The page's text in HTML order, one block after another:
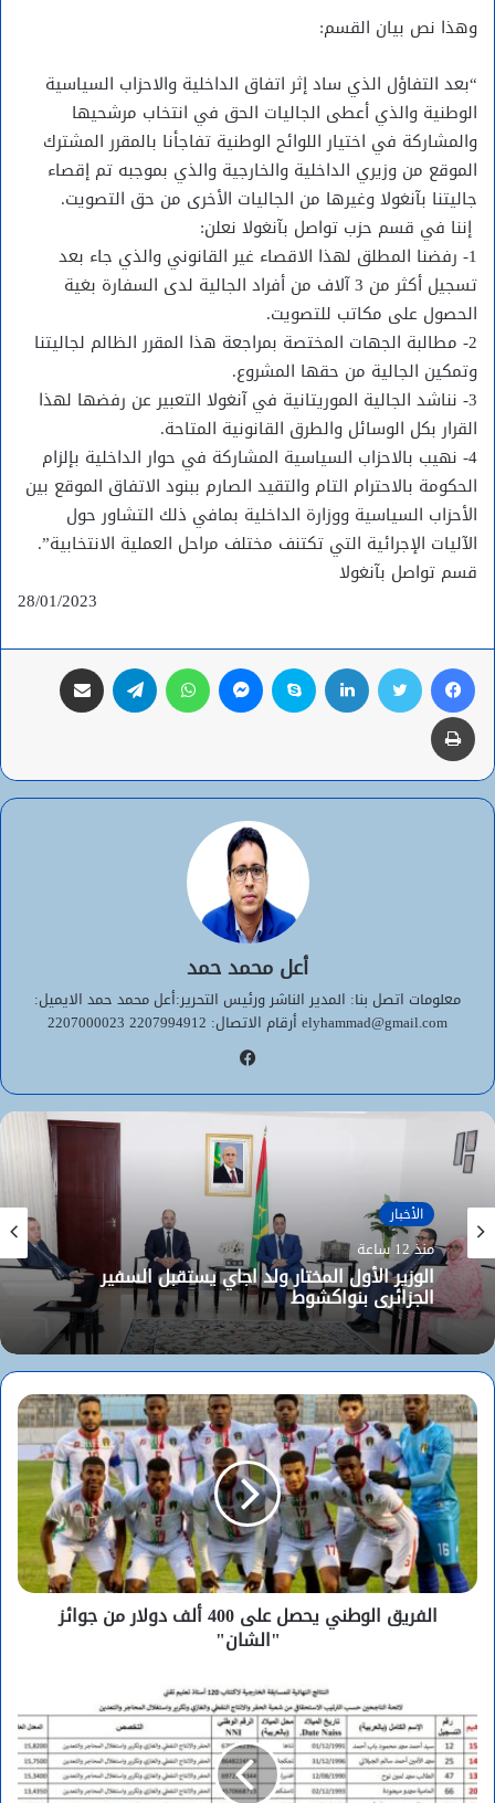
وهذا نص بيان القسم:
“بعد التفاؤل الذي ساد إثر اتفاق الداخلية والاحزاب السياسية
الوطنية والذي أعطى الجاليات الحق في انتخاب مرشحيها
والمشاركة في اختيار اللوائح الوطنية تفاجأنا بالمقرر المشترك
الموقع من وزيري الداخلية والخارجية والذي بموجبه تم إقصاء
جاليتنا بآنغولا وغيرها من الجاليات الأخرى من حق التصويت.
إننا في قسم حزب تواصل بآنغولا نعلن:
1- رفضنا المطلق لهذا الاقصاء غير القانوني والذي جاء بعد
تسجيل أكثر من 3 آلاف من أفراد الجالية لدى السفارة بغية
الحصول على مكاتب للتصويت.
2- مطالبة الجهات المختصة بمراجعة هذا المقرر الظالم لجاليتنا
وتمكين الجالية من حقها المشروع.
3- نناشد الجالية الموريتانية في آنغولا التعبير عن رفضها لهذا
القرار بكل الوسائل والطرق القانونية المتاحة.
4- نهيب بالاحزاب السياسية المشاركة في حوار الداخلية بإلزام
الحكومة بالاحترام التام والتقيد الصارم ببنود الاتفاق الموقع بين
الأحزاب السياسية ووزارة الداخلية بمافي ذلك التشاور حول
الآليات الإجرائية التي تكتنف مختلف مراحل العملية الانتخابية”.
قسم تواصل بآنغولا
28/01/2023
فيسبوك تويتر لينكدإن سكايب ماسنجر واتساب تيلقرام
طباعة
أعل محمد حمد
معلومات اتصل بنا: المدير الناشر ورئيس التحرير:أعل محمد حمد الايميل:
elyhammad@gmail.com أرقام الاتصال: 2207994912 2207000023
الأخبار
منذ 12 ساعة
الوزير الأول المختار ولد اجاي يستقبل السفير
الجزائري بنواكشوط
الفريق الوطني يحصل على 400 ألف دولار من جوائز
"الشان"